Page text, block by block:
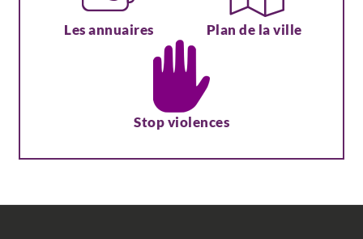
Les annuaires Plan de la ville
Stop violences